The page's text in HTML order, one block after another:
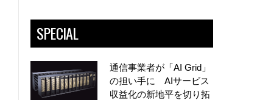
SPECIAL
通信事業者が「AI Grid」
の担い手に AIサービス
収益化の新地平を切り拓